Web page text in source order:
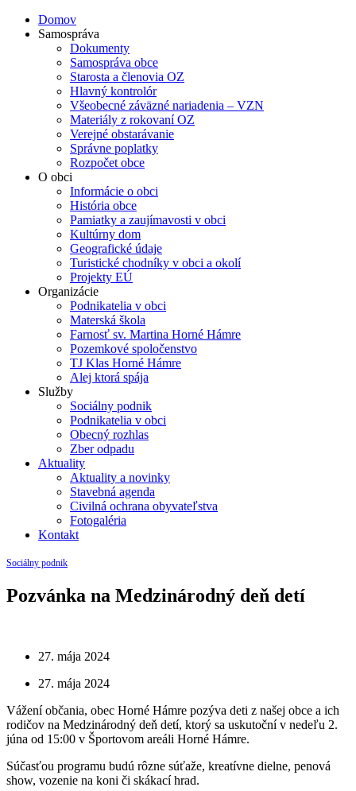
Domov
Samospráva
Dokumenty
Samospráva obce
Starosta a členovia OZ
Hlavný kontrolór
Všeobecné záväzné nariadenia – VZN
Materiály z rokovaní OZ
Verejné obstarávanie
Správne poplatky
Rozpočet obce
O obci
Informácie o obci
História obce
Pamiatky a zaujímavosti v obci
Kultúrny dom
Geografické údaje
Turistické chodníky v obci a okolí
Projekty EÚ
Organizácie
Podnikatelia v obci
Materská škola
Farnosť sv. Martina Horné Hámre
Pozemkové spoločenstvo
TJ Klas Horné Hámre
Alej ktorá spája
Služby
Sociálny podnik
Podnikatelia v obci
Obecný rozhlas
Zber odpadu
Aktuality
Aktuality a novinky
Stavebná agenda
Civilná ochrana obyvateľstva
Fotogaléria
Kontakt
Sociálny podnik
Pozvánka na Medzinárodný deň detí
27. mája 2024
27. mája 2024
Vážení občania, obec Horné Hámre pozýva deti z našej obce a ich
rodičov na Medzinárodný deň detí, ktorý sa uskutoční v nedeľu 2.
júna od 15:00 v Športovom areáli Horné Hámre.
Súčasťou programu budú rôzne súťaže, kreatívne dielne, penová
show, vozenie na koni či skákací hrad.